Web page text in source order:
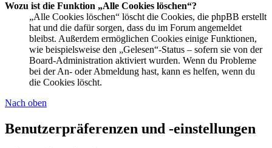
Wozu ist die Funktion „Alle Cookies löschen“?
„Alle Cookies löschen“ löscht die Cookies, die phpBB erstellt
hat und die dafür sorgen, dass du im Forum angemeldet
bleibst. Außerdem ermöglichen Cookies einige Funktionen,
wie beispielsweise den „Gelesen“-Status – sofern sie von der
Board-Administration aktiviert wurden. Wenn du Probleme
bei der An- oder Abmeldung hast, kann es helfen, wenn du
die Cookies löscht.
Nach oben
Benutzerpräferenzen und -einstellungen